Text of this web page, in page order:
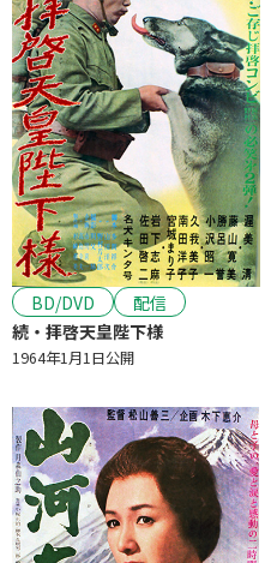
BD/DVD
配信
続・拝啓天皇陛下様
1964年1月1日公開